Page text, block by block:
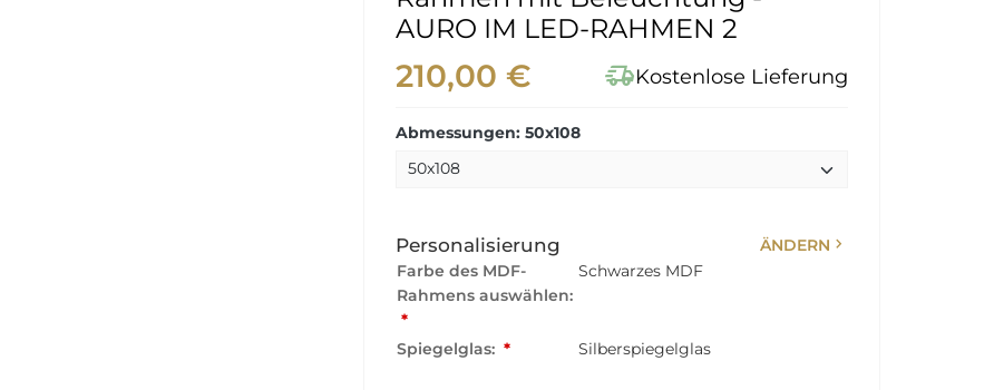
AURO IM LED-RAHMEN 2
210,00 € delivery_truck_speedKostenlose Lieferung
Abmessungen: 50x108
Personalisierung ÄNDERN chevron_right
Farbe des MDF-
Rahmens auswählen:
*
Schwarzes MDF
Spiegelglas: * Silberspiegelglas